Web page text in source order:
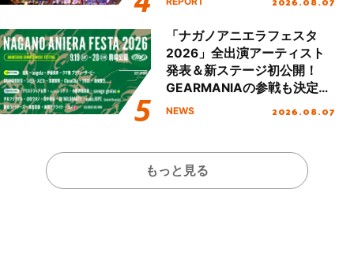
「ナガノアニエラフェスタ
2026」全出演アーティスト
発表＆新ステージ初公開！
GEARMANIAの参戦も決定
し、初となる第3ステージの
NEWS 2026.08.07
もっと見る